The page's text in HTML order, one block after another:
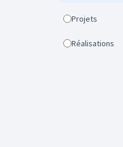
Projets
Réalisations